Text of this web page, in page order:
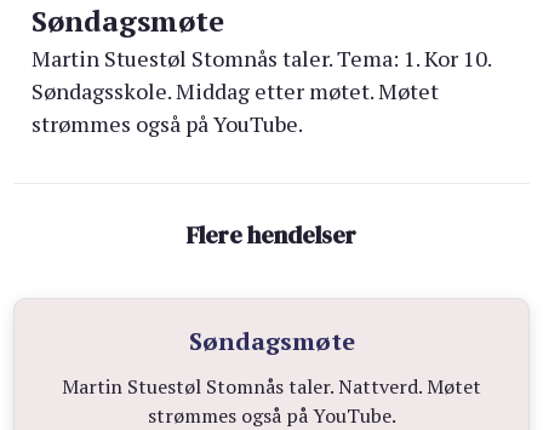
Søndagsmøte
Martin Stuestøl Stomnås taler. Tema: 1. Kor 10.
Søndagsskole. Middag etter møtet. Møtet
strømmes også på YouTube.
Flere hendelser
Søndagsmøte
Martin Stuestøl Stomnås taler. Nattverd. Møtet
strømmes også på YouTube.